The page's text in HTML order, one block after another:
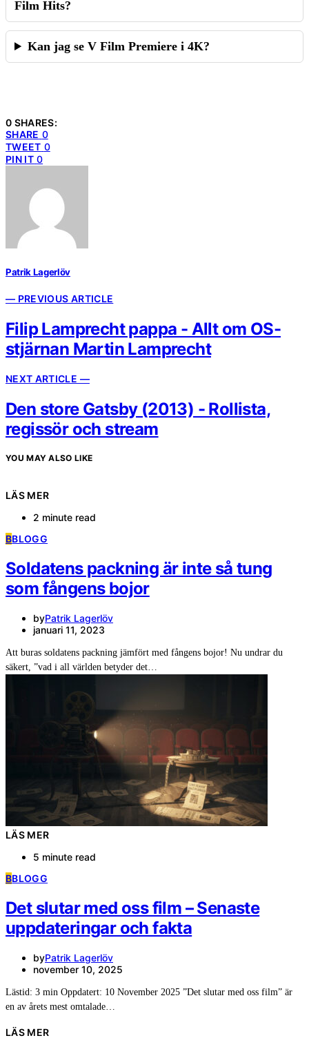
Film Hits?
Kan jag se V Film Premiere i 4K?
0 SHARES:
SHARE 0
TWEET 0
PIN IT 0
Patrik Lagerlöv
— PREVIOUS ARTICLE
Filip Lamprecht pappa - Allt om OS-
stjärnan Martin Lamprecht
NEXT ARTICLE —
Den store Gatsby (2013) - Rollista,
regissör och stream
YOU MAY ALSO LIKE
LÄS MER
2 minute read
BBLOGG
Soldatens packning är inte så tung
som fångens bojor
byPatrik Lagerlöv
januari 11, 2023
Att buras soldatens packning jämfört med fångens bojor! Nu undrar du
säkert, ”vad i all världen betyder det…
LÄS MER
5 minute read
BBLOGG
Det slutar med oss film – Senaste
uppdateringar och fakta
byPatrik Lagerlöv
november 10, 2025
Lästid: 3 min Oppdatert: 10 November 2025 ”Det slutar med oss film” är
en av årets mest omtalade…
LÄS MER